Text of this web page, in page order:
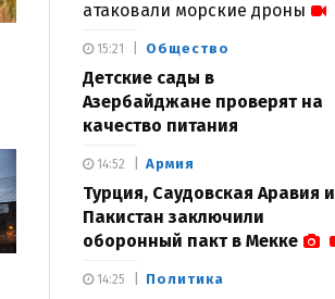
атаковали морские дроны
Общество
Детские сады в
Азербайджане проверят на
качество питания
15:21
Армия
Турция, Саудовская Аравия и
Пакистан заключили
оборонный пакт в Мекке
14:52
Политика
14:25